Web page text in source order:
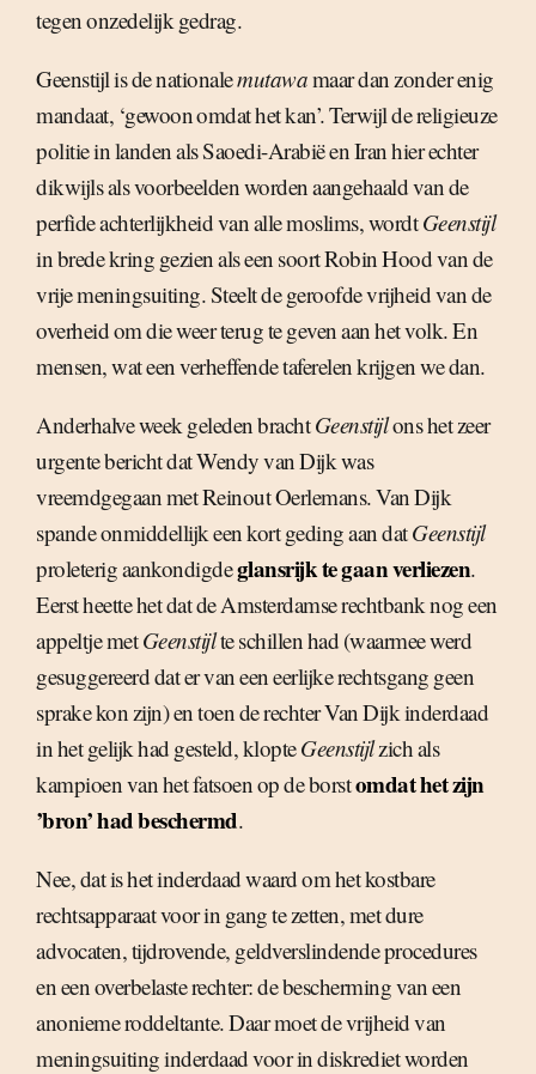
tegen onzedelijk gedrag.
Geenstijl is de nationalemutawamaar dan zonder enig
mandaat, ‘gewoon omdat het kan’. Terwijl de religieuze
politie in landen als Saoedi-Arabië en Iran hier echter
dikwijls als voorbeelden worden aangehaald van de
perfide achterlijkheid van alle moslims, wordtGeenstijl
in brede kring gezien als een soort Robin Hood van de
vrije meningsuiting. Steelt de geroofde vrijheid van de
overheid om die weer terug te geven aan het volk. En
mensen, wat een verheffende taferelen krijgen we dan.
Anderhalve week geleden brachtGeenstijlons het zeer
urgente bericht dat Wendy van Dijk was
vreemdgegaan met Reinout Oerlemans. Van Dijk
spande onmiddellijk een kort geding aan datGeenstijl
proleterig aankondigdeglansrijk te gaan verliezen.
Eerst heette het dat de Amsterdamse rechtbank nog een
appeltje metGeenstijlte schillen had (waarmee werd
gesuggereerd dat er van een eerlijke rechtsgang geen
sprake kon zijn) en toen de rechter Van Dijk inderdaad
in het gelijk had gesteld, klopteGeenstijlzich als
kampioen van het fatsoen op de borstomdat het zijn
’bron’ had beschermd.
Nee, dat is het inderdaad waard om het kostbare
rechtsapparaat voor in gang te zetten, met dure
advocaten, tijdrovende, geldverslindende procedures
en een overbelaste rechter: de bescherming van een
anonieme roddeltante. Daar moet de vrijheid van
meningsuiting inderdaad voor in diskrediet worden